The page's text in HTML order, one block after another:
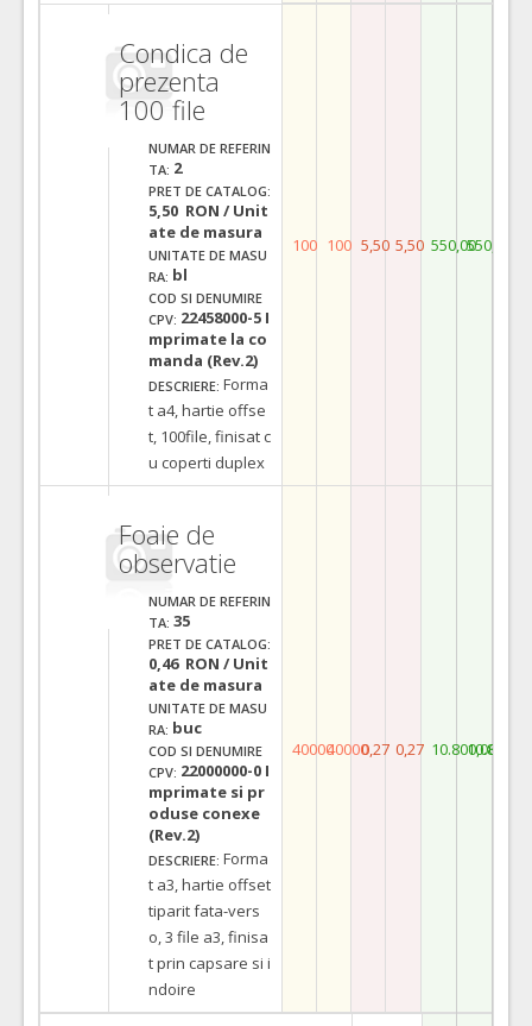
Condica de
prezenta
100 file
NUMAR DE REFERIN
TA: 2
PRET DE CATALOG:
5,50 RON / Unit
ate de masura
UNITATE DE MASU
RA: bl
COD SI DENUMIRE
CPV: 22458000-5 I
mprimate la co
manda (Rev.2)
DESCRIERE: Forma
t a4, hartie offse
t, 100file, finisat c
u coperti duplex
100 100 5,50 5,50 550,00550,00
Foaie de
observatie
NUMAR DE REFERIN
TA: 35
PRET DE CATALOG:
0,46 RON / Unit
ate de masura
UNITATE DE MASU
RA: buc
COD SI DENUMIRE
CPV: 22000000-0 I
mprimate si pr
oduse conexe
(Rev.2)
DESCRIERE: Forma
t a3, hartie offset
tiparit fata-vers
o, 3 file a3, finisa
t prin capsare si i
ndoire
40000400000,27 0,27 10.800,00